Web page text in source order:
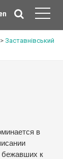
> Заставнівський
в
бежавших к